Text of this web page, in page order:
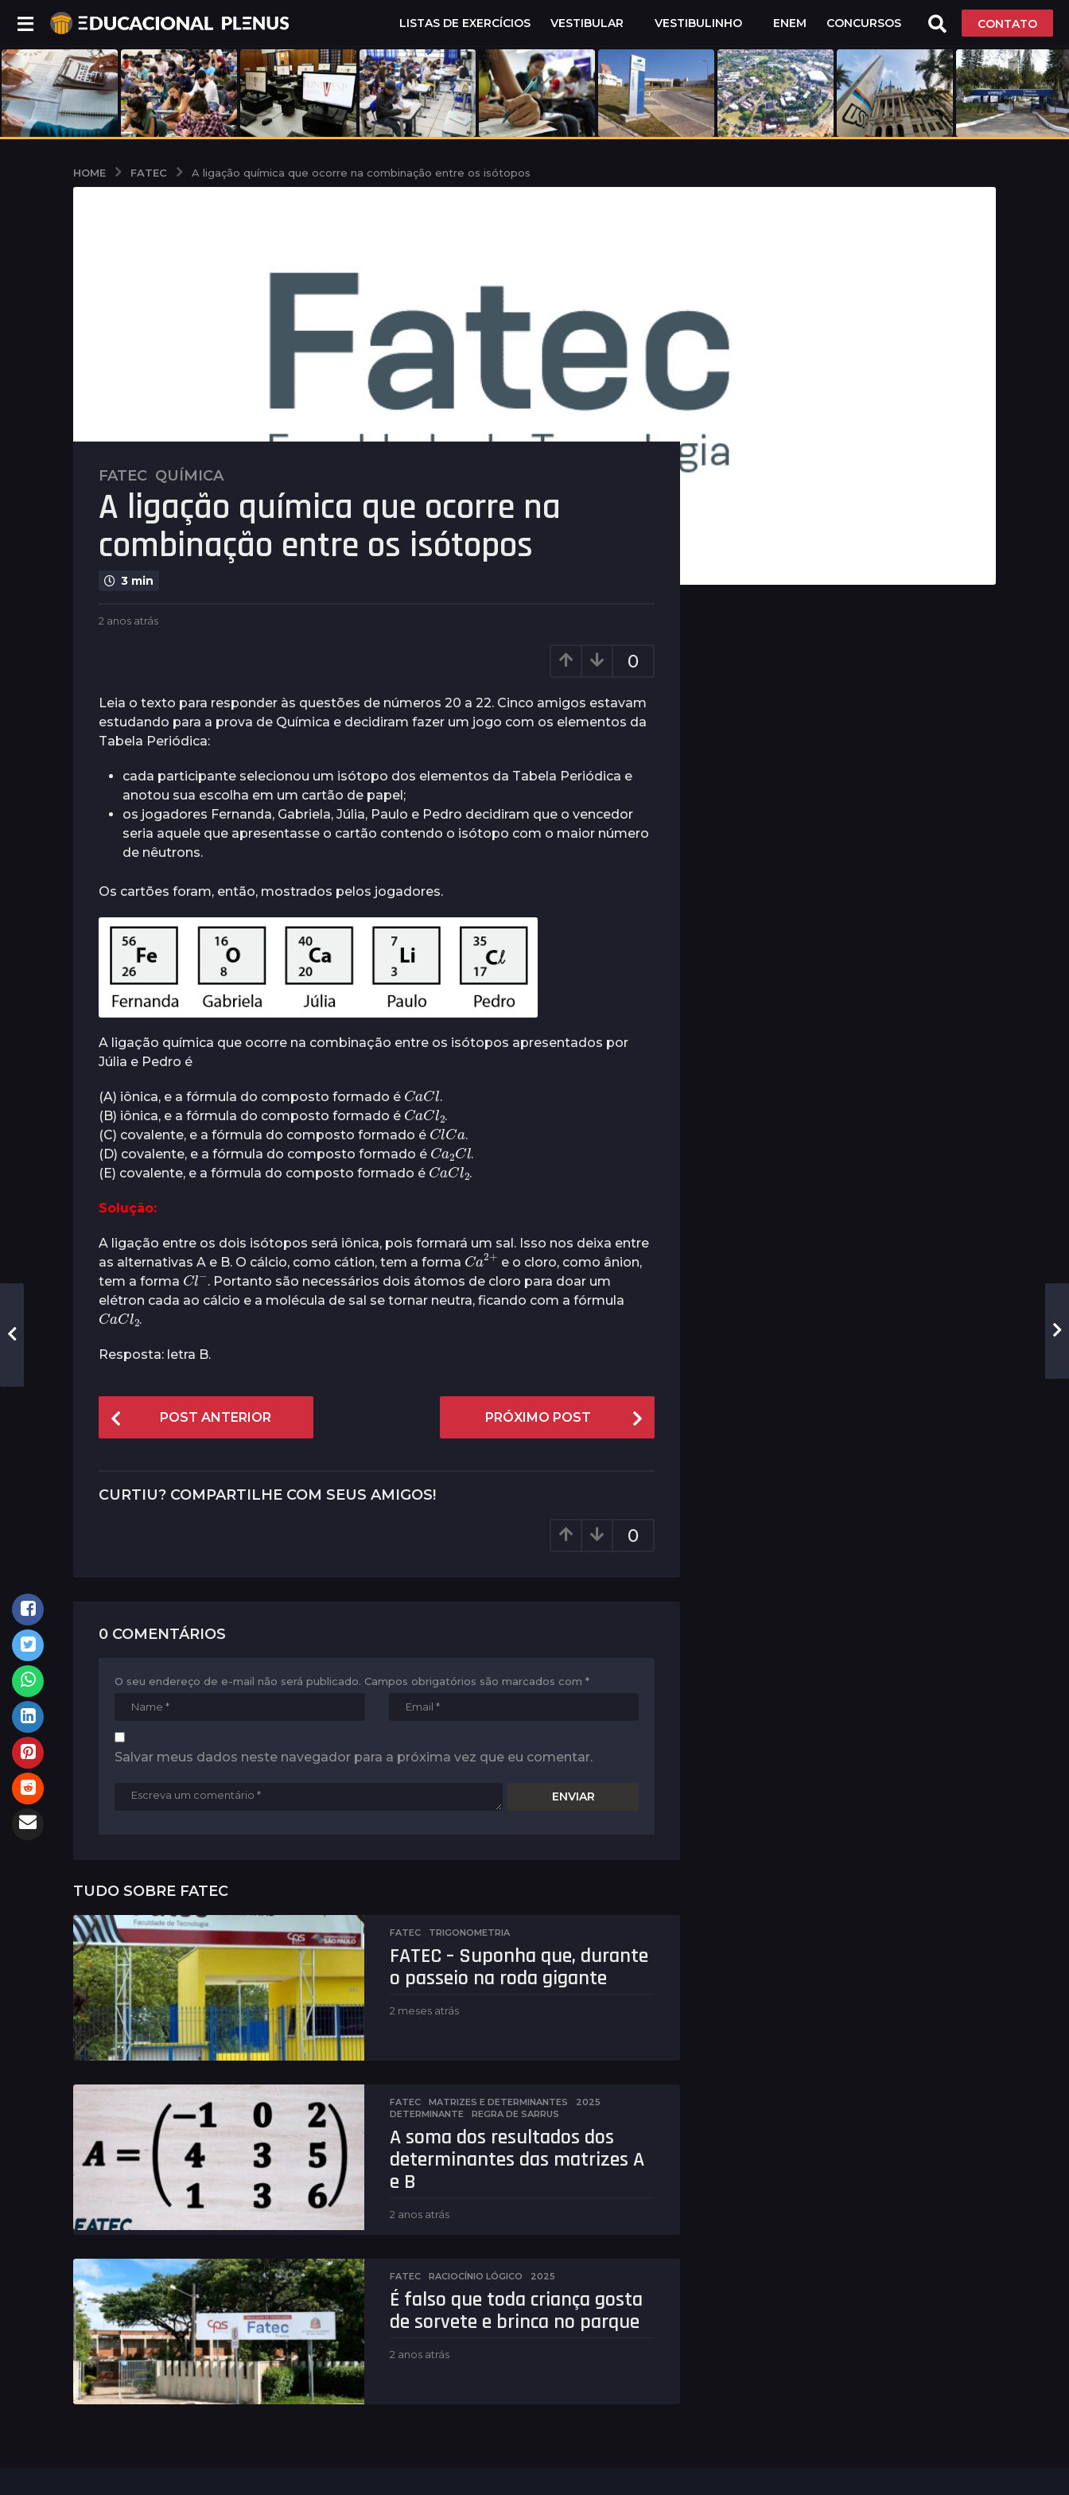
LISTAS DE EXERCÍCIOS VESTIBULAR VESTIBULINHO ENEM CONCURSOS CONTATO
HOME FATEC A ligação química que ocorre na combinação entre os isótopos
2
a
n
s
á
n
o
s
FATEC ,QUÍMICA
A ligação química que ocorre na
combinação entre os isótopos
3 min
b
m
a
r
ã
2 anos atrás
a
t
r
á
0
Leia o texto para responder às questões de números 20 a 22. Cinco amigos estavam
estudando para a prova de Química e decidiram fazer um jogo com os elementos da
Tabela Periódica:
cada participante selecionou um isótopo dos elementos da Tabela Periódica e
anotou sua escolha em um cartão de papel;
os jogadores Fernanda, Gabriela, Júlia, Paulo e Pedro decidiram que o vencedor
seria aquele que apresentasse o cartão contendo o isótopo com o maior número
de nêutrons.
Os cartões foram, então, mostrados pelos jogadores.
A ligação química que ocorre na combinação entre os isótopos apresentados por
Júlia e Pedro é
(A) iônica, e a fórmula do composto formado é
C aC
.
(B) iônica, e a fórmula do composto formado é
CaCl
2
.
(C) covalente, e a fórmula do composto formado é
ClC
a
.
(D) covalente, e a fórmula do composto formado é
Ca 2
Cl
.
(E) covalente, e a fórmula do composto formado é
CaCl
2
.
Solução:
A ligação entre os dois isótopos será iônica, pois formará um sal. Isso nos deixa entre
as alternativas A e B. O cálcio, como cátion, tem a forma
Ca2
+
e o cloro, como ânion,
tem a forma
Cl
−
. Portanto são necessários dois átomos de cloro para doar um
elétron cada ao cálcio e a molécula de sal se tornar neutra, ficando com a fórmula
CaCl
2
.
Resposta: letra B.
P
o
t
a
POST ANTERIOR PRÓXIMO POST
CURTIU? COMPARTILHE COM SEUS AMIGOS!
0
0 COMENTÁRIOS
O seu endereço de e-mail não será publicado. Campos obrigatórios são marcados com *
Salvar meus dados neste navegador para a próxima vez que eu comentar.
TUDO SOBRE FATEC
FATEC ,TRIGONOMETRIA
FATEC – Suponha que, durante
o passeio na roda gigante
2 meses atrás
a
t
r
á
s
FATEC ,MATRIZES E DETERMINANTES 2025
DETERMINANTE
,REGRA DE SARRUS
A soma dos resultados dos
determinantes das matrizes A
e B
2 anos atrás
s
t
r
FATEC ,RACIOCÍNIO LÓGICO 2025
É falso que toda criança gosta
de sorvete e brinca no parque
2 anos atrás